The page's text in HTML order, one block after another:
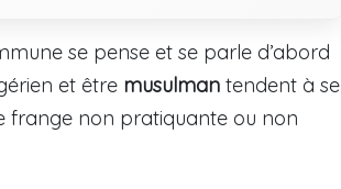
se pense et se parle d’abord
et être musulman tendent à se
frange non pratiquante ou non